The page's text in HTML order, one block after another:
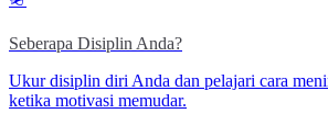
Seberapa Disiplin Anda?
Ukur disiplin diri Anda dan pelajari cara
ketika motivasi memudar.